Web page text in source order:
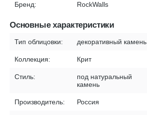
Бренд: RockWalls
Основные характеристики
Тип облицовки: декоративный камень
Коллекция: Крит
Стиль:
под натуральный
камень
Производитель: Россия